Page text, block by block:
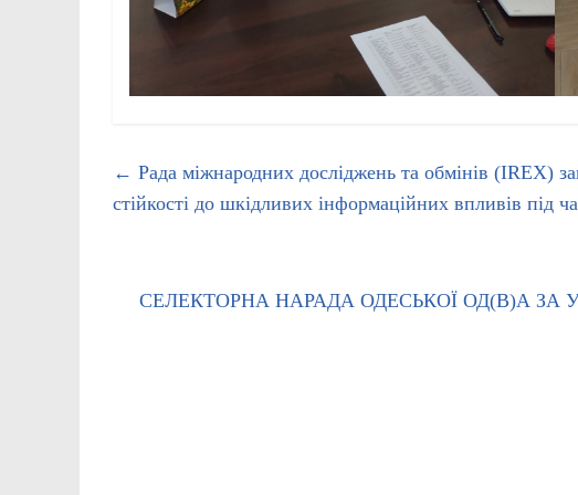
← Рада міжнародних досліджень та обмінів (IREX)
стійкості до шкідливих інформаційних впливів під
СЕЛЕКТОРНА НАРАДА ОДЕСЬКОЇ ОД(В)А ЗА